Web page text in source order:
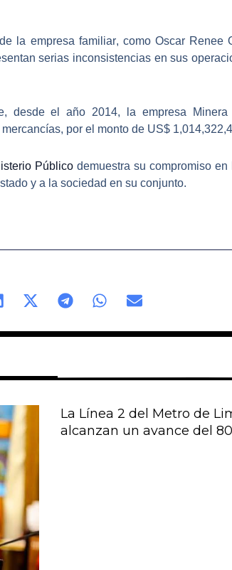
la empresa familiar, como Oscar Renee
serias inconsistencias en sus
desde el año 2014, laempresa
por el monto de US$
Público demuestra su compromiso en
y a la sociedad en su conjunto.
La Línea 2 del Metro de
alcanzan un avance del